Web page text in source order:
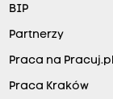
BIP
Partnerzy
Praca na Pracuj.pl
Praca Kraków